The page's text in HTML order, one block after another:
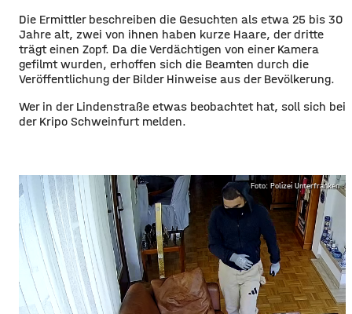
Die Ermittler beschreiben die Gesuchten als etwa 25 bis 30
Jahre alt, zwei von ihnen haben kurze Haare, der dritte
trägt einen Zopf. Da die Verdächtigen von einer Kamera
gefilmt wurden, erhoffen sich die Beamten durch die
Veröffentlichung der Bilder Hinweise aus der Bevölkerung.
Wer in der Lindenstraße etwas beobachtet hat, soll sich bei
der Kripo Schweinfurt melden.
Foto: Polizei Unterfranken